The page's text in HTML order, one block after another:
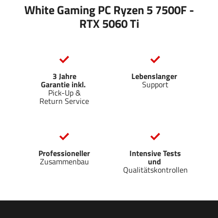
White Gaming PC Ryzen 5 7500F -
RTX 5060 Ti
3 Jahre
Garantie inkl.
Pick-Up &
Return Service
Lebenslanger
Support
Professioneller
Zusammenbau
Intensive Tests
und
Qualitätskontrollen